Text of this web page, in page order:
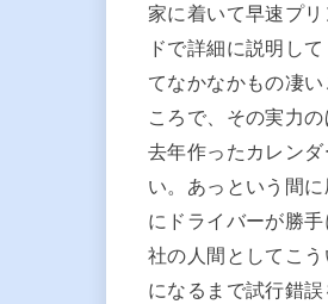
家に着いて早速プ
ドで詳細に説明し
てなかなかもの凄
ころで、その実力
去年作ったカレン
い。あっという間
にドライバーが勝
社の人間としてこ
になるまで試行錯